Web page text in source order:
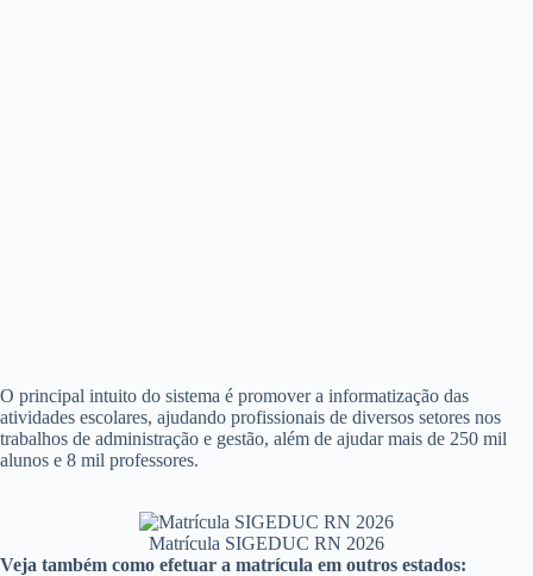
O principal intuito do sistema é promover a informatização das
atividades escolares, ajudando profissionais de diversos setores nos
trabalhos de administração e gestão, além de ajudar mais de 250 mil
alunos e 8 mil professores.
Matrícula SIGEDUC RN 2026
Veja também como efetuar a matrícula em outros estados: